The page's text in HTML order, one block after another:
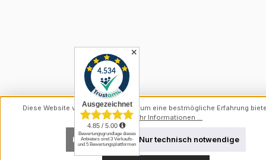
✕
Diese Website verwendet Cookies, um eine bestmögliche Erfahrung
können.Mehr Informationen ...
Nur technisch notwendige
Konfigurieren